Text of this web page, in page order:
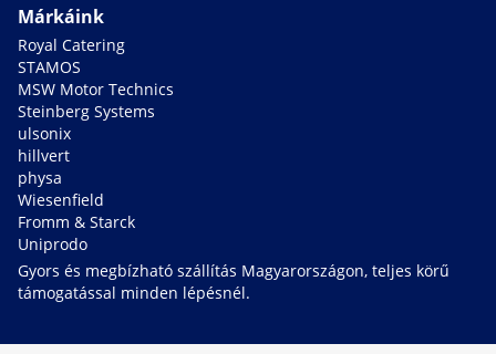
Márkáink
Royal Catering
STAMOS
MSW Motor Technics
Steinberg Systems
ulsonix
hillvert
physa
Wiesenfield
Fromm & Starck
Uniprodo
Gyors és megbízható szállítás Magyarországon, teljes körű
támogatással minden lépésnél.